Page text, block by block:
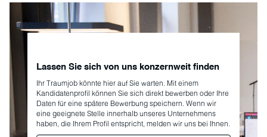
Lassen Sie sich von uns konzernweit finden
Ihr Traumjob könnte hier auf Sie warten. Mit einem
Kandidatenprofil können Sie sich direkt bewerben oder Ihre
Daten für eine spätere Bewerbung speichern. Wenn wir
eine geeignete Stelle innerhalb unseres Unternehmens
haben, die Ihrem Profil entspricht, melden wir uns bei Ihnen.